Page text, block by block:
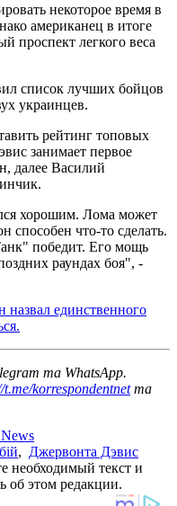
некоторое время в
американец в итоге
проспект легкого веса
список лучших бойцов
украинцев.
рейтинг топовых
занимает первое
далее Василий
хорошим. Лома может
способен что-то сделать.
победит. Его мощь
раундах боя", -
единственного
та WhatsApp.
t.me/korrespondentnetта
бій, Джервонта Дэвис
необходимый текст и
об этом редакции.